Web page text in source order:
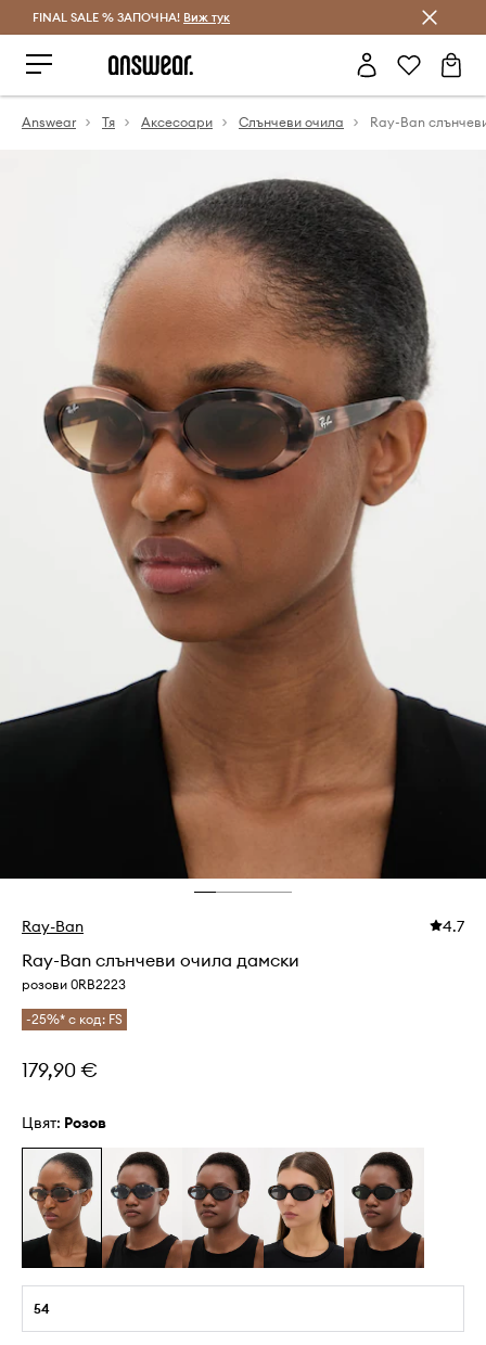
Спестявай с Answear Club
FINAL SALE % ЗАПОЧНА! Виж тук
Answear Тя Аксесоари Слънчеви очила Ray-Ban
Ray-Ban 4.7
Ray-Ban слънчеви очила дамски
розови 0RB2223
-25%* с код: FS
179,90 €
Цвят: розов
54